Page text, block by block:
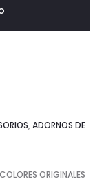
, ADORNOS DE
ORIGINALES